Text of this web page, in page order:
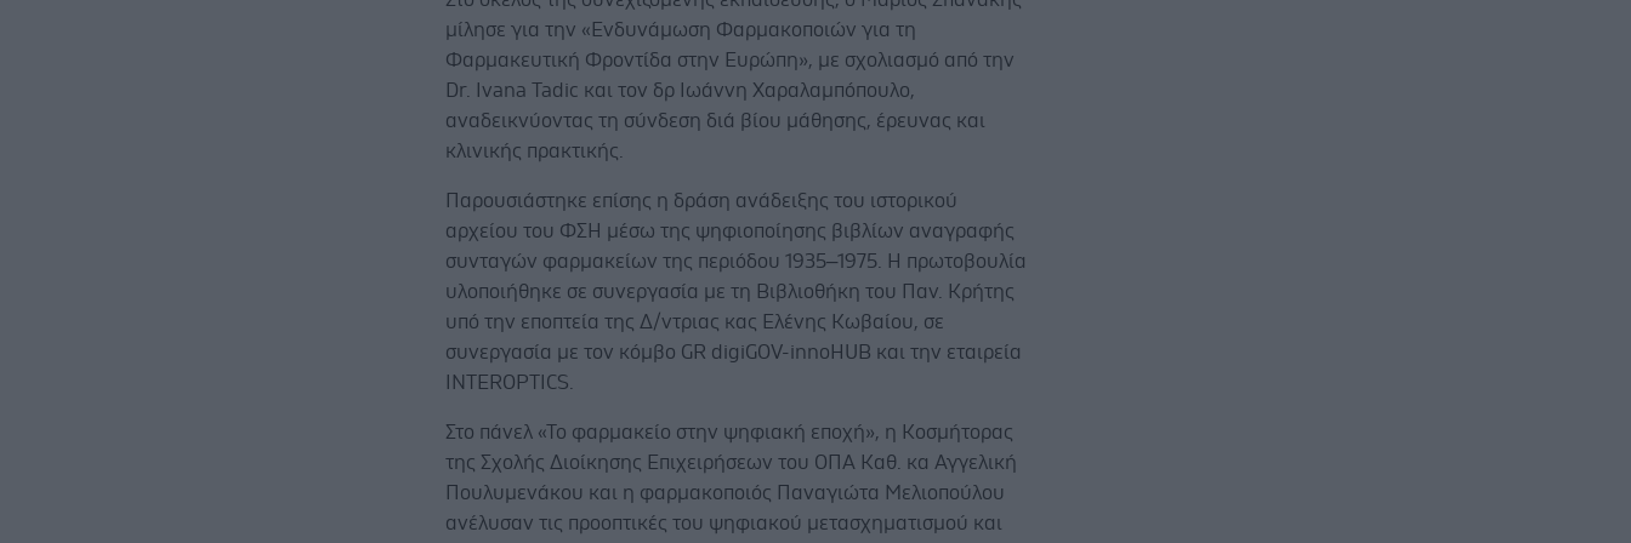
μίλησε για την «Ενδυνάμωση Φαρμακοποιών για τη
Φαρμακευτική Φροντίδα στην Ευρώπη», με σχολιασμό από την
Dr. Ivana Tadic και τον δρ Ιωάννη Χαραλαμπόπουλο,
αναδεικνύοντας τη σύνδεση διά βίου μάθησης, έρευνας και
κλινικής πρακτικής.
Παρουσιάστηκε επίσης η δράση ανάδειξης του ιστορικού
αρχείου του ΦΣΗ μέσω της ψηφιοποίησης βιβλίων αναγραφής
συνταγών φαρμακείων της περιόδου 1935–1975. Η πρωτοβουλία
υλοποιήθηκε σε συνεργασία με τη Βιβλιοθήκη του Παν. Κρήτης
υπό την εποπτεία της Δ/ντριας κας Ελένης Κωβαίου, σε
συνεργασία με τον κόμβο GR digiGOV-innoHUB και την εταιρεία
INTEROPTICS.
Στο πάνελ «Το φαρμακείο στην ψηφιακή εποχή», η Κοσμήτορας
της Σχολής Διοίκησης Επιχειρήσεων του ΟΠΑ Καθ. κα Αγγελική
Πουλυμενάκου και η φαρμακοποιός Παναγιώτα Μελιοπούλου
ανέλυσαν τις προοπτικές του ψηφιακού μετασχηματισμού και